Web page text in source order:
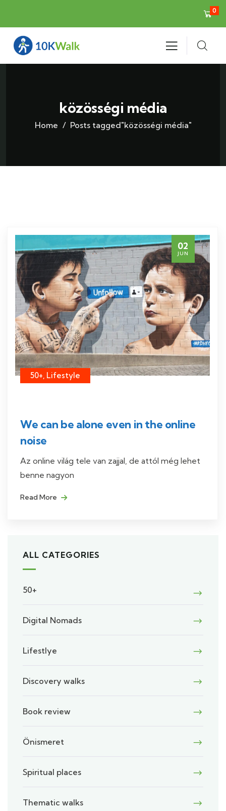
0
közösségi média
Home Posts tagged"közösségi média"
02
JUN
50+, Lifestyle
We can be alone even in the online
noise
Az online világ tele van zajjal, de attól még lehet
benne nagyon
Read More
ALL CATEGORIES
50+
Digital Nomads
Lifestlye
Discovery walks
Book review
Önismeret
Spiritual places
Thematic walks